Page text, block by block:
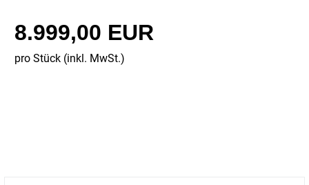
8.999,00 EUR
pro Stück (inkl. MwSt.)